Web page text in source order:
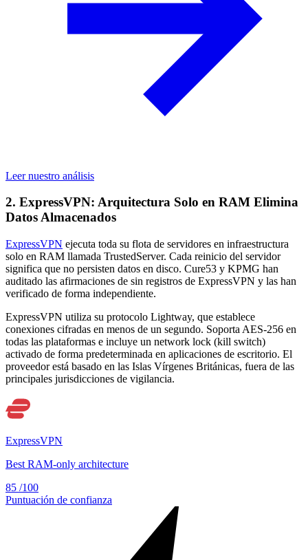
Leer nuestro análisis
2. ExpressVPN: Arquitectura Solo en RAM Elimina
Datos Almacenados
ExpressVPN ejecuta toda su flota de servidores en infraestructura
solo en RAM llamada TrustedServer. Cada reinicio del servidor
significa que no persisten datos en disco. Cure53 y KPMG han
auditado las afirmaciones de sin registros de ExpressVPN y las han
verificado de forma independiente.
ExpressVPN utiliza su protocolo Lightway, que establece
conexiones cifradas en menos de un segundo. Soporta AES-256 en
todas las plataformas e incluye un network lock (kill switch)
activado de forma predeterminada en aplicaciones de escritorio. El
proveedor está basado en las Islas Vírgenes Británicas, fuera de las
principales jurisdicciones de vigilancia.
ExpressVPN
Best RAM-only architecture
85 /100
Puntuación de confianza